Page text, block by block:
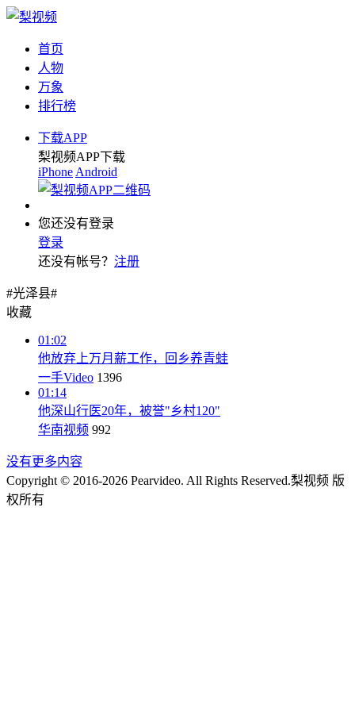
首页
人物
万象
排行榜
下载APP
梨视频APP下载
iPhone Android
您还没有登录
登录
还没有帐号？ 注册
#光泽县#
收藏
01:02
他放弃上万月薪工作，回乡养青蛙
一手Video 1396
01:14
他深山行医20年，被誉"乡村120"
华南视频 992
没有更多内容
Copyright © 2016-2026 Pearvideo. All Rights Reserved.梨视频 版
权所有